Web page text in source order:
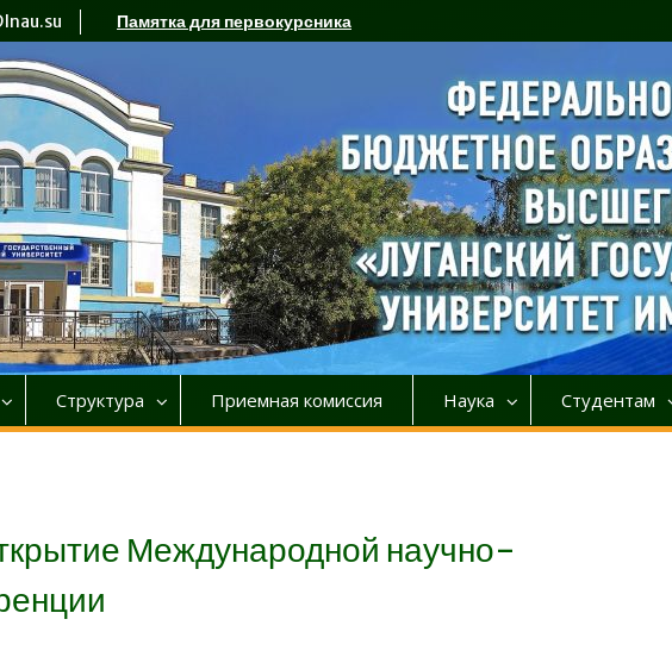
Памятка для первокурсника
Структура Приемная комиссия Наука Студентам
Международной научно-